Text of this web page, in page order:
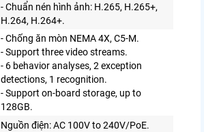
- Chuẩn nén hình ảnh: H.265, H.265+,
H.264, H.264+.
- Chống ăn mòn NEMA 4X, C5-M.
- Support three video streams.
- 6 behavior analyses, 2 exception
detections, 1 recognition.
- Support on-board storage, up to
128GB.
Nguồn điện: AC 100V to 240V/PoE.